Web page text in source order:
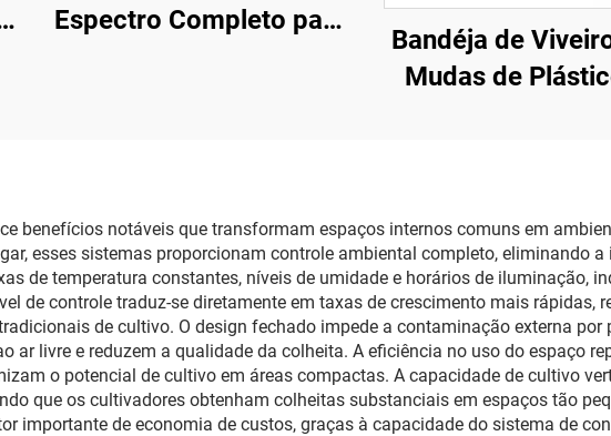
Espectro Completo para
Interplantação e Plantio
Bandéja de
Mudas de
benefícios notáveis que transformam espaços internos comuns em
esses sistemas proporcionam controle ambiental completo, eliminando
de temperatura constantes, níveis de umidade e horários de iluminação,
de controle traduz-se diretamente em taxas de crescimento mais rápidas,
de cultivo. O design fechado impede a contaminação externa
ar livre e reduzem a qualidade da colheita. A eficiência no uso do espaço
o potencial de cultivo em áreas compactas. A capacidade de cultivo
que os cultivadores obtenham colheitas substanciais em espaços tão
importante de economia de custos, graças à capacidade do sistema de